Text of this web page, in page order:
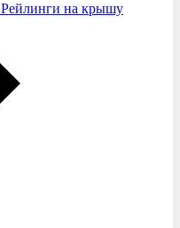
Рейлинги на крышу